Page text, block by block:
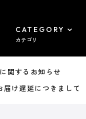
CATEGORY
カテゴリ
関するお知らせ
け遅延につきまして